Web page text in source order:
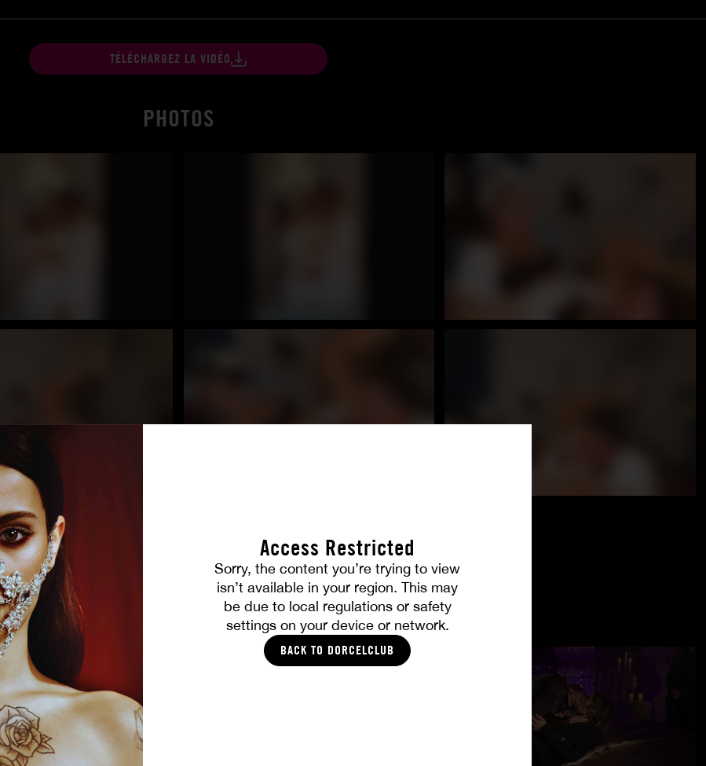
Access Restricted
Sorry, the content you’re trying to view
isn’t available in your region. This may
be due to local regulations or safety
settings on your device or network.
BACK TO DORCELCLUB
TÉLÉCHARGEZ LA VIDÉO
PHOTOS
VOUS ALLEZ AIMER